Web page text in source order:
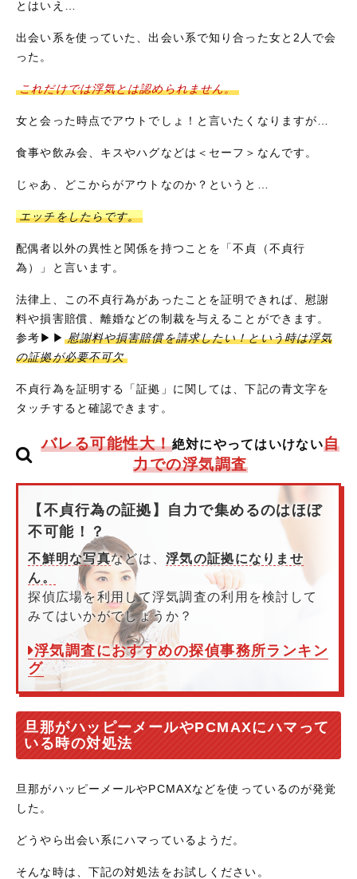
とはいえ…
出会い系を使っていた、出会い系で知り合った女と2人で会
った。
これだけでは浮気とは認められません。
女と会った時点でアウトでしょ！と言いたくなりますが…
食事や飲み会、キスやハグなどは＜セーフ＞なんです。
じゃあ、どこからがアウトなのか？というと…
エッチをしたらです。
配偶者以外の異性と関係を持つことを「不貞（不貞行
為）」と言います。
法律上、この不貞行為があったことを証明できれば、慰謝
料や損害賠償、離婚などの制裁を与えることができます。
参考▶▶ 慰謝料や損害賠償を請求したい！という時は浮気
の証拠が必要不可欠
不貞行為を証明する「証拠」に関しては、下記の青文字を
タッチすると確認できます。
バレる可能性大！絶対にやってはいけない自
力での浮気調査
【不貞行為の証拠】自力で集めるのはほぼ
不可能！？
不鮮明な写真などは、浮気の証拠になりませ
ん。
探偵広場を利用して浮気調査の利用を検討して
みてはいかがでしょうか？
浮気調査におすすめの探偵事務所ランキン
グ
旦那がハッピーメールやPCMAXにハマって
いる時の対処法
旦那がハッピーメールやPCMAXなどを使っているのが発覚
した。
どうやら出会い系にハマっているようだ。
そんな時は、下記の対処法をお試しください。